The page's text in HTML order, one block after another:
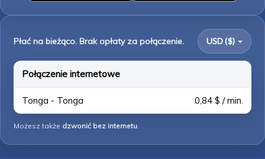
Płać na bieżąco. Brak opłaty za połączenie. USD ($)
Połączenie internetowe
Tonga - Tonga 0,84 $ / min.
Możesz także dzwonić bez internetu.